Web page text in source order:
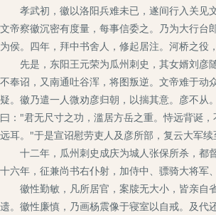
孝武初，徽以洛阳兵难未已，遂间行入关见
文帝察徽沉密有度量，每事信委之。乃为大行
为侯。四年，拜中书舍人，修起居注。河桥之
先是，东阳王元荣为瓜州刺史，其女婿刘彦
不奉诏，又南通吐谷浑，将图叛逆。文帝难于
疑。徽乃遣一人微劝彦归朝，以揣其意。彦不
曰："君无尺寸之功，滥居方岳之重。恃远背诞
远耳。"于是宣诏慰劳吏人及彦所部，复云大军
十二年，瓜州刺史成庆为城人张保所杀，都
十六年，征兼尚书右仆射，加侍中、骠骑大将
徽性勤敏，凡所居官，案牍无大小，皆亲自
遗。徽性廉慎，乃画杨震像于寝室以自戒。及